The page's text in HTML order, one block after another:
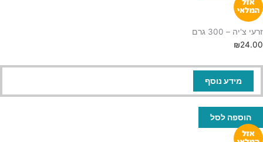
זרעי צ'יה – 300 גרם
₪24.00
מידע נוסף
הוספה לסל